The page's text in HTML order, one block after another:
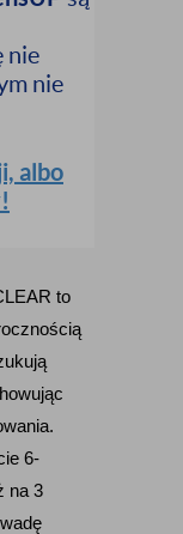
nie
nie
albo
to
6-
na 3